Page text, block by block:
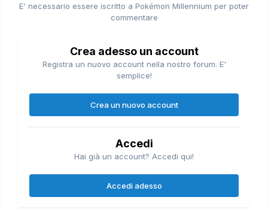
E' necessario essere iscritto a Pokémon Millennium per poter
commentare
Crea adesso un account
Registra un nuovo account nella nostro forum. E'
semplice!
Crea un nuovo account
Accedi
Hai già un account? Accedi qui!
Accedi adesso